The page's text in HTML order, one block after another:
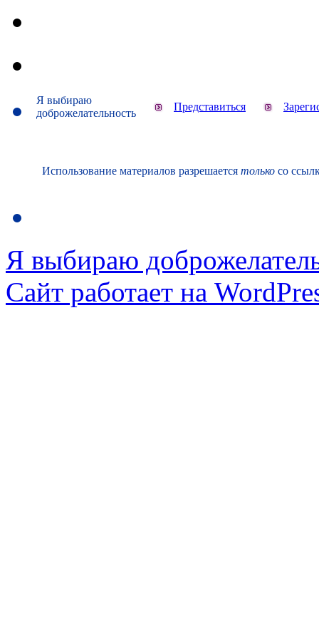
Я выбираю
доброжелательность
Представиться
Использование материалов разрешается только со
Я выбираю
Сайт работает на